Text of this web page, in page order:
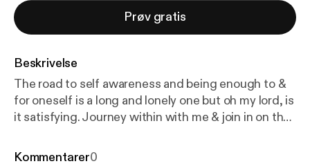
Prøv gratis
Beskrivelse
The road to self awareness and being enough to &
for oneself is a long and lonely one but oh my lord, is
it satisfying. Journey within with me & join in on the
Kommentarer0